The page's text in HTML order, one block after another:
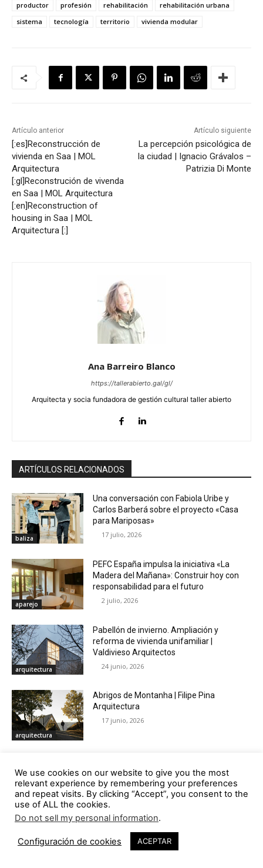
productor
profesión rehabilitación
rehabilitación urbana
sistema
tecnología territorio vivienda modular
Artículo anterior
[:es]Reconstrucción de
vivienda en Saa | MOL
Arquitectura
[:gl]Reconstrución de vivenda
en Saa | MOL Arquitectura
[:en]Reconstruction of
housing in Saa | MOL
Arquitectura [:]
Artículo siguiente
La percepción psicológica de
la ciudad | Ignacio Grávalos –
Patrizia Di Monte
Ana Barreiro Blanco
https://tallerabierto.gal/gl/
Arquitecta y socia fundadora de gestión cultural taller abierto
ARTÍCULOS RELACIONADOS
baliza
Una conversación con Fabiola Uribe y
Carlos Barberá sobre el proyecto «Casa
para Mariposas»
17 julio, 2026
aparejo
PEFC España impulsa la iniciativa «La
Madera del Mañana»: Construir hoy con
responsabilidad para el futuro
2 julio, 2026
arquitectura
Pabellón de invierno. Ampliación y
reforma de vivienda unifamiliar |
Valdivieso Arquitectos
24 junio, 2026
arquitectura
Abrigos de Montanha | Filipe Pina
Arquitectura
17 junio, 2026
la arquitectura vernacula desde la cubierta
11 junio, 2026
con Madera presenta a la madera como la
gran apuesta para aunar construcción y
We use cookies on our website to give you the most
relevant experience by remembering your preferences
and repeat visits. By clicking “Accept”, you consent to the
use of ALL the cookies.
Do not sell my personal information.
Configuración de cookies ACEPTAR